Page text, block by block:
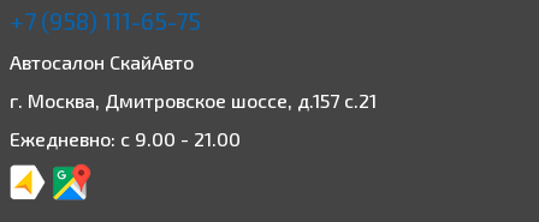
+7 (958) 111-65-75
Автосалон СкайАвто
г. Москва, Дмитровское шоссе, д.157 с.21
Ежедневно: с 9.00 - 21.00